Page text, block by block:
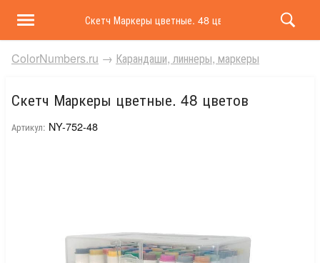
Скетч Маркеры цветные. 48 цветов
ColorNumbers.ru → Карандаши, линнеры, маркеры
Скетч Маркеры цветные. 48 цветов
Артикул: NY-752-48